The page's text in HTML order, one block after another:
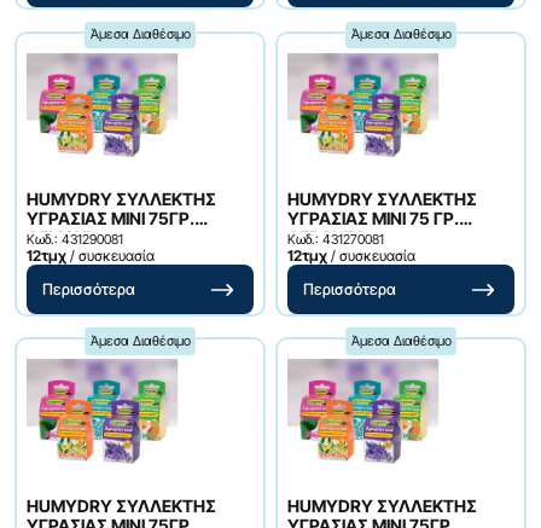
Άμεσα Διαθέσιμο
HUMYDRY ΣΥΛΛΕΚΤΗΣ
ΥΓΡΑΣΙΑΣ MINI 75ΓΡ.
ΛΕΜΟΝΙ
Κωδ.: 431290081
12τμχ / συσκευασία
Περισσότερα
Άμεσα Διαθέσιμο
HUMYDRY ΣΥΛΛΕΚΤΗΣ
ΥΓΡΑΣΙΑΣ MINI 75 ΓΡ.
ΛEBANTA
Κωδ.: 431270081
12τμχ / συσκευασία
Περισσότερα
Άμεσα Διαθέσιμο
HUMYDRY ΣΥΛΛΕΚΤΗΣ
Άμεσα Διαθέσιμο
HUMYDRY ΣΥΛΛΕΚΤΗΣ